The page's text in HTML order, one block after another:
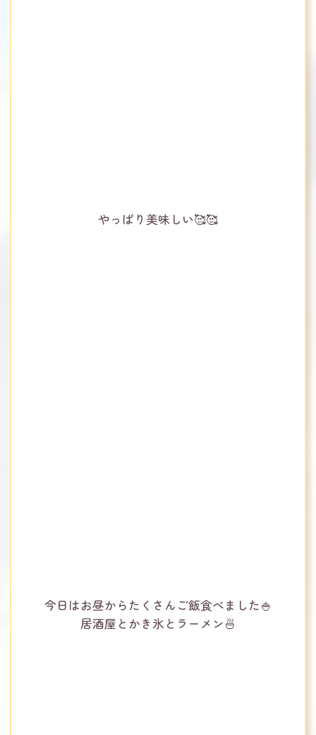
やっぱり美味しい🥰🥰
今日はお昼からたくさんご飯食べました🍚
居酒屋とかき氷とラーメン🍜